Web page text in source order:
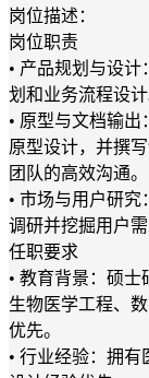
岗位描述：
岗位职责
• 产品规划与设
划和业务流程设计
• 原型与文档输
原型设计，并撰
团队的高效沟通。
• 市场与用户研
调研并挖掘用户
任职要求
• 教育背景：硕士
生物医学工程、
优先。
• 行业经验：拥